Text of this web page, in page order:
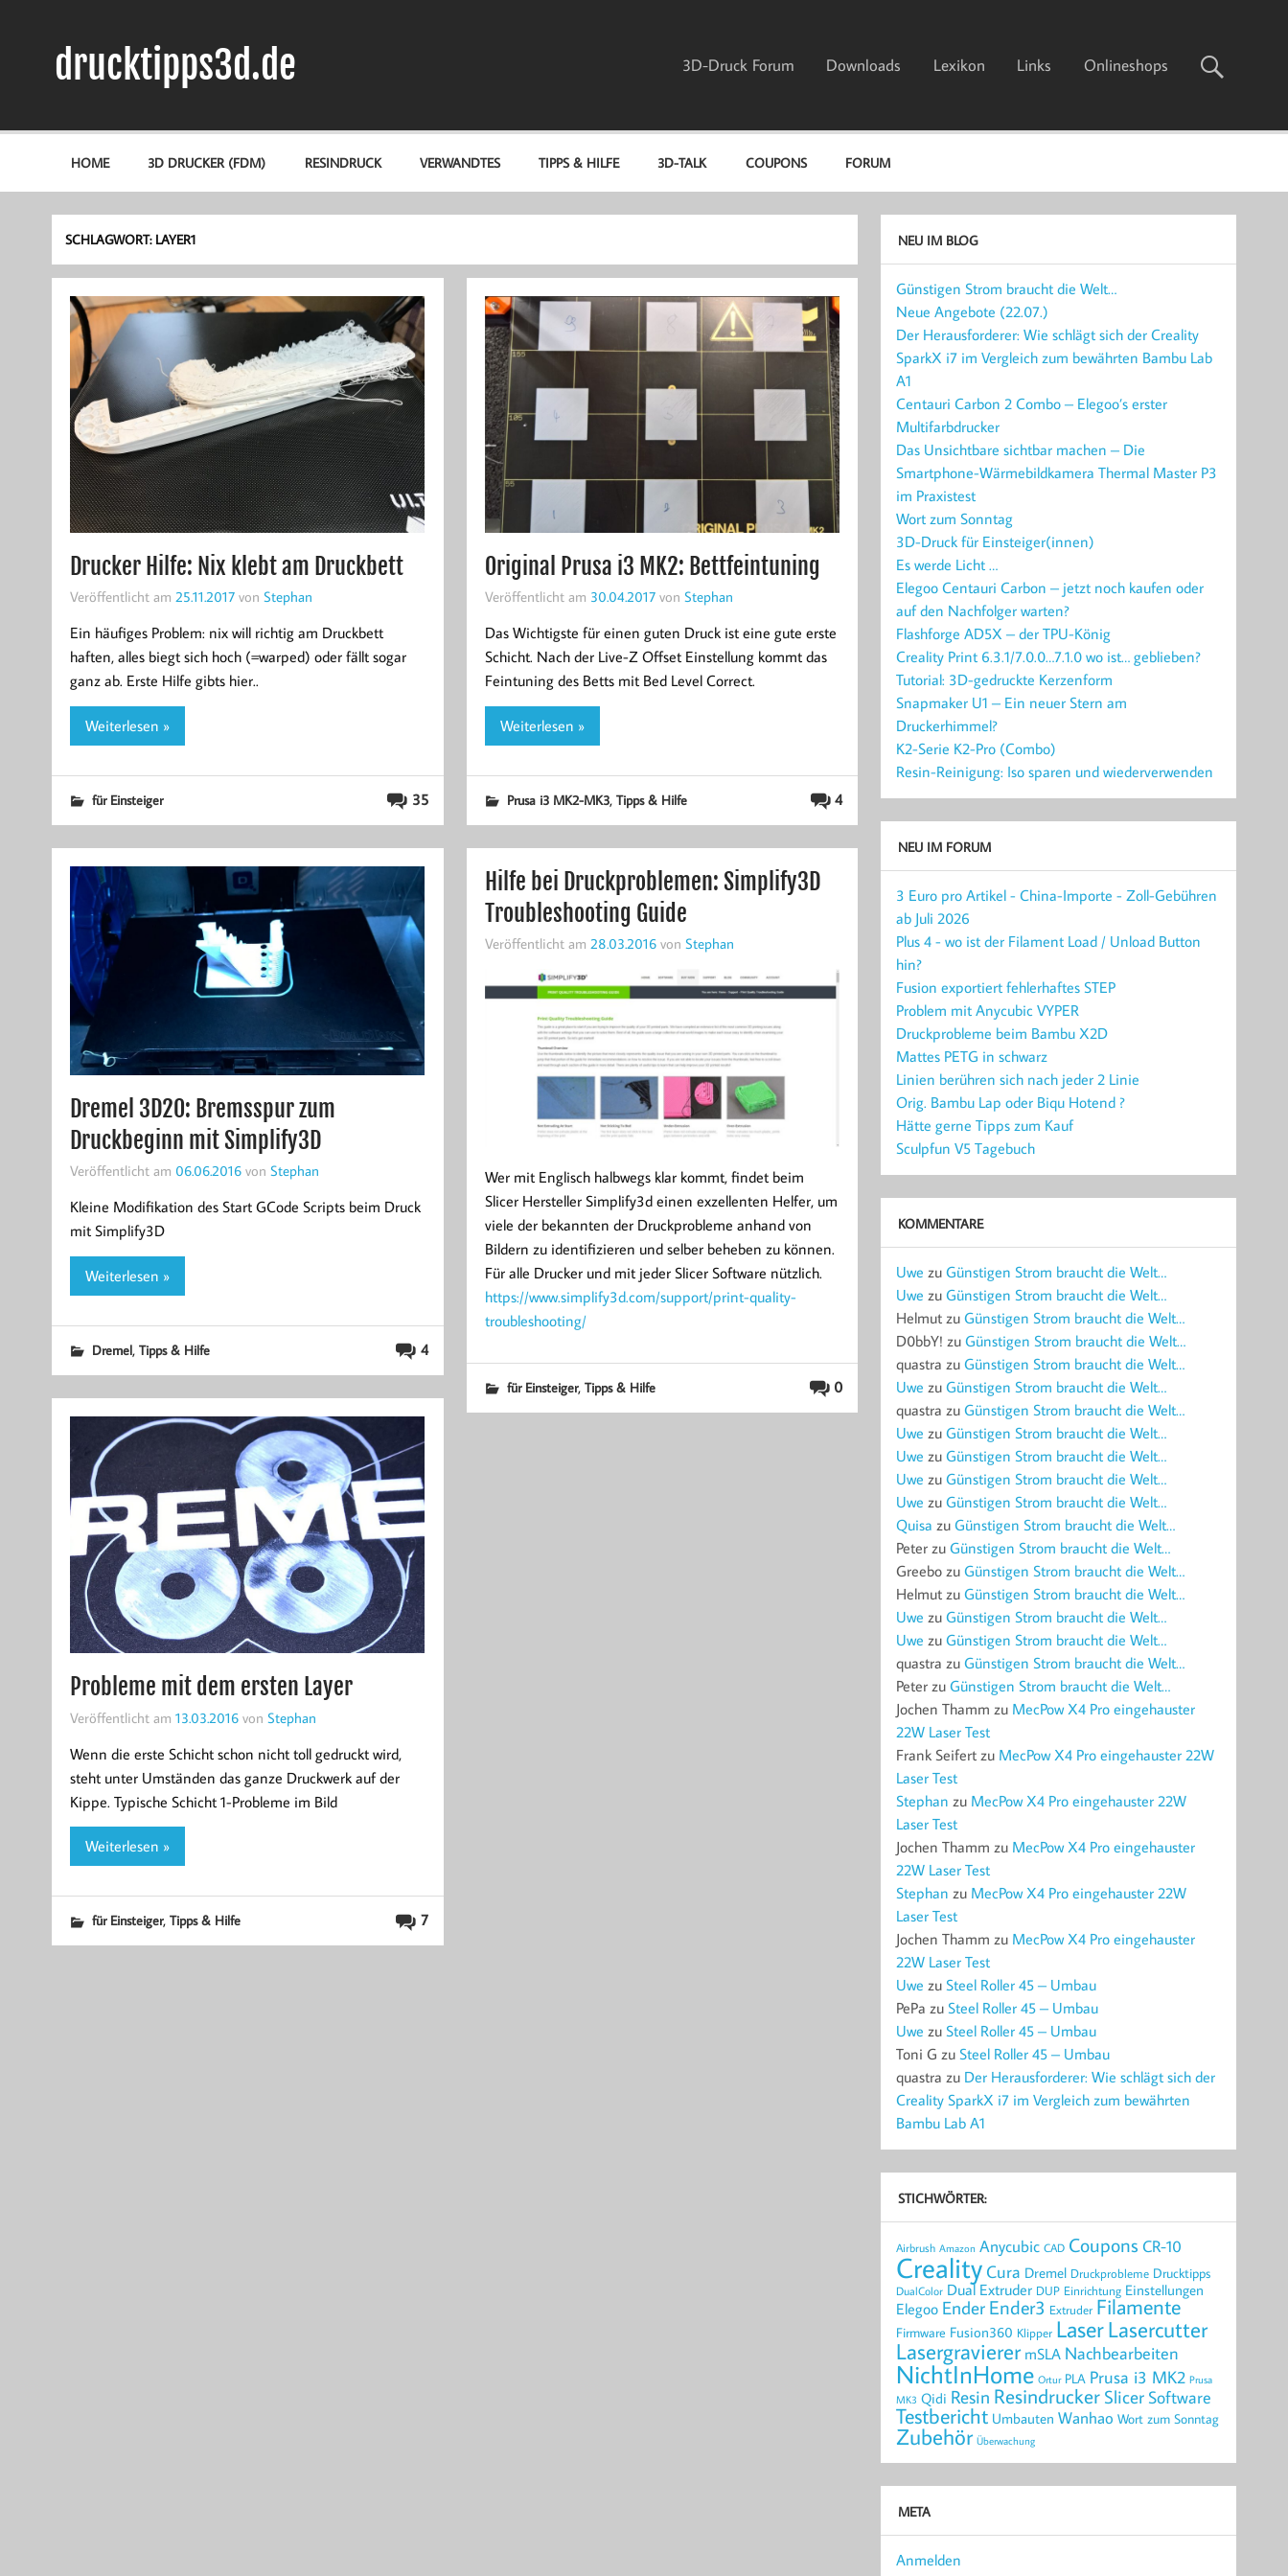
drucktipps3d.de 3D-Druck Forum Downloads Lexikon Links Onlineshops
HOME 3D DRUCKER (FDM) RESINDRUCK VERWANDTES TIPPS & HILFE 3D-TALK COUPONS FORUM
SCHLAGWORT: LAYER1
Drucker Hilfe: Nix klebt am Druckbett
Veröffentlicht am 25.11.2017von Stephan
Ein häufiges Problem: nix will richtig am Druckbett
haften, alles biegt sich hoch (=warped) oder fällt sogar
ganz ab. Erste Hilfe gibts hier..
Weiterlesen »
35
für Einsteiger
Original Prusa i3 MK2: Bettfeintuning
Veröffentlicht am 30.04.2017von Stephan
Das Wichtigste für einen guten Druck ist eine gute erste
Schicht. Nach der Live-Z Offset Einstellung kommt das
Feintuning des Betts mit Bed Level Correct.
Weiterlesen »
4
Prusa i3 MK2-MK3, Tipps & Hilfe
Dremel 3D20: Bremsspur zum
Druckbeginn mit Simplify3D
Veröffentlicht am 06.06.2016von Stephan
Kleine Modifikation des Start GCode Scripts beim Druck
mit Simplify3D
Weiterlesen »
4
Dremel, Tipps & Hilfe
Hilfe bei Druckproblemen: Simplify3D
Troubleshooting Guide
Veröffentlicht am 28.03.2016von Stephan
Wer mit Englisch halbwegs klar kommt, findet beim
Slicer Hersteller Simplify3d einen exzellenten Helfer, um
viele der bekannten der Druckprobleme anhand von
Bildern zu identifizieren und selber beheben zu können.
Für alle Drucker und mit jeder Slicer Software nützlich.
https://www.simplify3d.com/support/print-quality-
troubleshooting/
0
für Einsteiger, Tipps & Hilfe
Probleme mit dem ersten Layer
Veröffentlicht am 13.03.2016von Stephan
Wenn die erste Schicht schon nicht toll gedruckt wird,
steht unter Umständen das ganze Druckwerk auf der
Kippe. Typische Schicht 1-Probleme im Bild
Weiterlesen »
7
für Einsteiger, Tipps & Hilfe
NEU IM BLOG
Günstigen Strom braucht die Welt…
Neue Angebote (22.07.)
Der Herausforderer: Wie schlägt sich der Creality
SparkX i7 im Vergleich zum bewährten Bambu Lab
A1
Centauri Carbon 2 Combo – Elegoo’s erster
Multifarbdrucker
Das Unsichtbare sichtbar machen – Die
Smartphone-Wärmebildkamera Thermal Master P3
im Praxistest
Wort zum Sonntag
3D-Druck für Einsteiger(innen)
Es werde Licht …
Elegoo Centauri Carbon – jetzt noch kaufen oder
auf den Nachfolger warten?
Flashforge AD5X – der TPU-König
Creality Print 6.3.1/7.0.0…7.1.0 wo ist… geblieben?
Tutorial: 3D-gedruckte Kerzenform
Snapmaker U1 – Ein neuer Stern am
Druckerhimmel?
K2-Serie K2-Pro (Combo)
Resin-Reinigung: Iso sparen und wiederverwenden
NEU IM FORUM
3 Euro pro Artikel - China-Importe - Zoll-Gebühren
ab Juli 2026
Plus 4 - wo ist der Filament Load / Unload Button
hin?
Fusion exportiert fehlerhaftes STEP
Problem mit Anycubic VYPER
Druckprobleme beim Bambu X2D
Mattes PETG in schwarz
Linien berühren sich nach jeder 2 Linie
Orig. Bambu Lap oder Biqu Hotend ?
Hätte gerne Tipps zum Kauf
Sculpfun V5 Tagebuch
KOMMENTARE
Uwe zuGünstigen Strom braucht die Welt…
Uwe zuGünstigen Strom braucht die Welt…
Helmut zuGünstigen Strom braucht die Welt…
D0bbY! zuGünstigen Strom braucht die Welt…
quastra zuGünstigen Strom braucht die Welt…
Uwe zuGünstigen Strom braucht die Welt…
quastra zuGünstigen Strom braucht die Welt…
Uwe zuGünstigen Strom braucht die Welt…
Uwe zuGünstigen Strom braucht die Welt…
Uwe zuGünstigen Strom braucht die Welt…
Uwe zuGünstigen Strom braucht die Welt…
Quisa zuGünstigen Strom braucht die Welt…
Peter zuGünstigen Strom braucht die Welt…
Greebo zuGünstigen Strom braucht die Welt…
Helmut zuGünstigen Strom braucht die Welt…
Uwe zuGünstigen Strom braucht die Welt…
Uwe zuGünstigen Strom braucht die Welt…
quastra zuGünstigen Strom braucht die Welt…
Peter zuGünstigen Strom braucht die Welt…
Jochen Thamm zu MecPow X4 Pro eingehauster
22W Laser Test
Frank Seifert zu MecPow X4 Pro eingehauster 22W
Laser Test
Stephan zu MecPow X4 Pro eingehauster 22W
Laser Test
Jochen Thamm zu MecPow X4 Pro eingehauster
22W Laser Test
Stephan zu MecPow X4 Pro eingehauster 22W
Laser Test
Jochen Thamm zu MecPow X4 Pro eingehauster
22W Laser Test
Uwe zuSteel Roller 45 – Umbau
PePa zuSteel Roller 45 – Umbau
Uwe zuSteel Roller 45 – Umbau
Toni G zuSteel Roller 45 – Umbau
quastra zu Der Herausforderer: Wie schlägt sich der
Creality SparkX i7 im Vergleich zum bewährten
Bambu Lab A1
STICHWÖRTER:
Airbrush Amazon Anycubic CAD Coupons CR-10
Creality Cura Dremel Druckprobleme Drucktipps
DualColor Dual Extruder DUP Einrichtung Einstellungen
Elegoo Ender Ender3 Extruder Filamente
Firmware Fusion360 Klipper LaserLasercutter
Lasergravierer mSLA Nachbearbeiten
NichtInHome Ortur PLA Prusa i3 MK2 Prusa
MK3 Qidi Resin Resindrucker SlicerSoftware
Testbericht Umbauten Wanhao Wort zum Sonntag
Zubehör Überwachung
META
Anmelden